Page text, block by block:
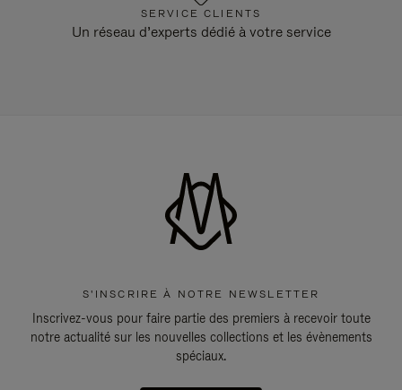
SERVICE CLIENTS
Un réseau d’experts dédié à votre service
S'INSCRIRE À NOTRE NEWSLETTER
Inscrivez-vous pour faire partie des premiers à recevoir toute
notre actualité sur les nouvelles collections et les évènements
spéciaux.